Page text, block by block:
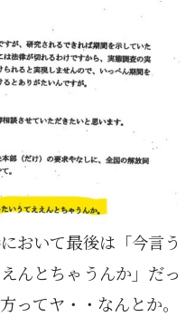
おいて最後は「今言う
んとちゃうんか」だっ
ってヤ・・なんとか。